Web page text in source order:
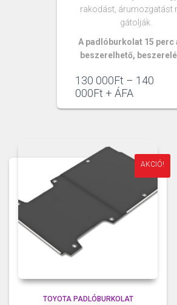
rakodást, árumozgatást
gátolják.
A padlóburkolat 15 perc
beszerelhető,
130 000Ft – 140
000Ft + ÁFA
AKCIÓ!
TOYOTA PADLÓBURKOLAT